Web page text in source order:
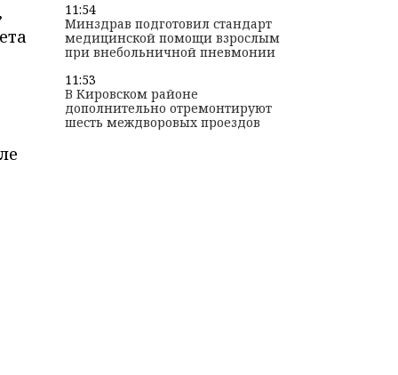
11:54
Минздрав подготовил стандарт
медицинской помощи взрослым
при внебольничной пневмонии
11:53
В Кировском районе
дополнительно отремонтируют
шесть междворовых проездов